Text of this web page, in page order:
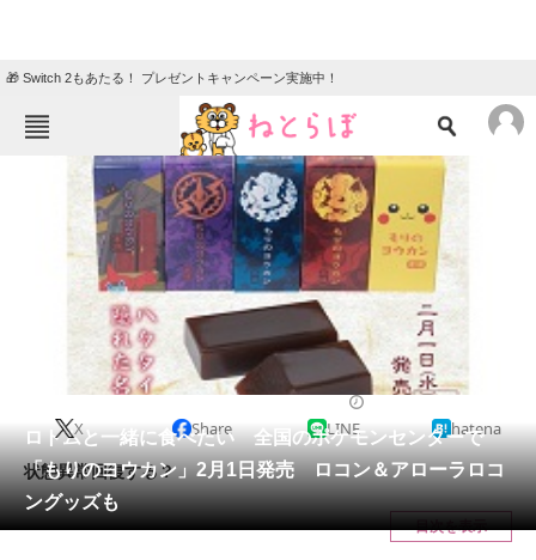
🎁 Switch 2もあたる！ プレゼントキャンペーン実施中！
ねとらぼメニュー
ニュース
クイズ
地域
教育・育児
リサーチ
会員記事
メディア
注目記事を集めた総合ページ
ロトムと一緒に食べたい 全国のポケモンセンターで
「もりのヨウカン」2月1日発売 ロコン＆アローラロコ
ングッズも
X Share LINE hatena
状態異常回復する？
目次を表示